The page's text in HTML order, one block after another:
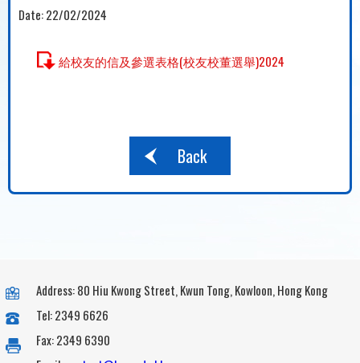
Date:22/02/2024
給校友的信及參選表格(校友校董選舉)2024
Back
Address: 80 Hiu Kwong Street, Kwun Tong, Kowloon, Hong Kong
Tel: 2349 6626
Fax: 2349 6390